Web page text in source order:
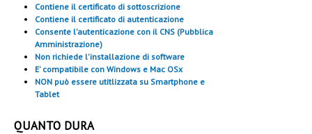
Contiene il certificato di sottoscrizione
Contiene il certificato di autenticazione
Consente l'autenticazione con il CNS (Pubblica
Amministrazione)
Non richiede l'installazione di software
E' compatibile con Windows e Mac OSx
NON può essere utitlizzata su Smartphone e
Tablet
QUANTO DURA